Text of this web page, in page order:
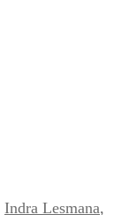
Indra Lesmana,